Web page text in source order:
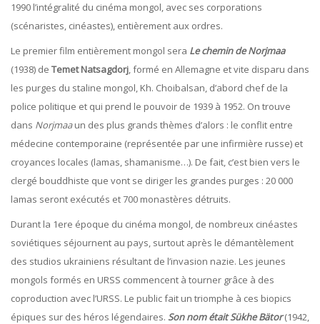
1990 l’intégralité du cinéma mongol, avec ses corporations
(scénaristes, cinéastes), entièrement aux ordres.
Le premier film entièrement mongol sera Le chemin de Norjmaa
(1938) de Temet Natsagdorj, formé en Allemagne et vite disparu dans
les purges du staline mongol, Kh. Choibalsan, d’abord chef de la
police politique et qui prend le pouvoir de 1939 à 1952. On trouve
dans Norjmaaun des plus grands thèmes d’alors : le conflit entre
médecine contemporaine (représentée par une infirmière russe) et
croyances locales (lamas, shamanisme…). De fait, c’est bien vers le
clergé bouddhiste que vont se diriger les grandes purges : 20 000
lamas seront exécutés et 700 monastères détruits.
Durant la 1ere époque du cinéma mongol, de nombreux cinéastes
soviétiques séjournent au pays, surtout après le démantèlement
des studios ukrainiens résultant de l’invasion nazie. Les jeunes
mongols formés en URSS commencent à tourner grâce à des
coproduction avec l’URSS. Le public fait un triomphe à ces biopics
épiques sur des héros légendaires. Son nom était Sükhe Bätor (1942,